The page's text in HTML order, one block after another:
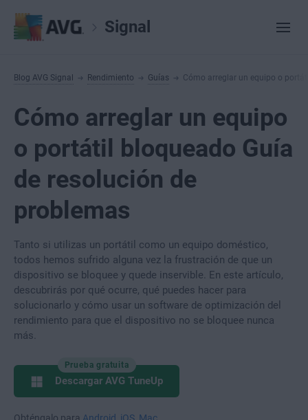
Signal
Blog AVG Signal Rendimiento Guías Cómo arreglar un equipo o
Cómo arreglar un equipo
o portátil bloqueado Guía
de resolución de
problemas
Tanto si utilizas un portátil como un equipo doméstico,
todos hemos sufrido alguna vez la frustración de que un
dispositivo se bloquee y quede inservible. En este artículo,
descubrirás por qué ocurre, qué puedes hacer para
solucionarlo y cómo usar un software de optimización del
rendimiento para que el dispositivo no se bloquee nunca
más.
Prueba gratuita
Descargar AVG TuneUp